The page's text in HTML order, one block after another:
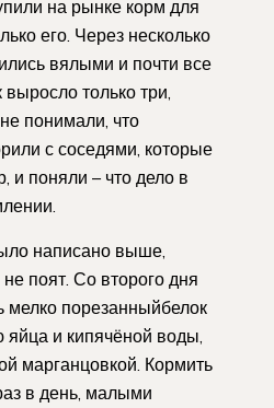
на рынке корм для
его. Через несколько
вялыми и почти все
только три,
понимали, что
с соседями, которые
и поняли – что дело в
написано выше,
поят. Со второго дня
мелко порезанныйбелок
яйца и кипячёной воды,
марганцовкой. Кормить
в день, малыми